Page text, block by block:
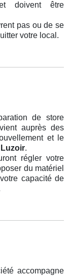
doivent être
pas ou de se
votre local.
de store
auprès des
et le
.
régler votre
du matériel
capacité de
accompagne